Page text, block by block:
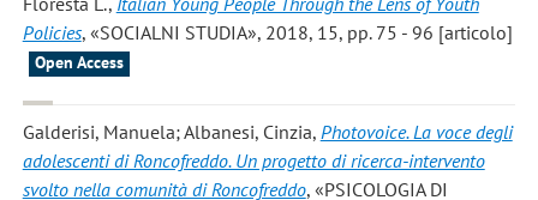
Policies, «SOCIALNI STUDIA», 2018, 15, pp. 75 - 96 [articolo]
Open Access
Galderisi, Manuela; Albanesi, Cinzia, Photovoice. La voce degli
adolescenti di Roncofreddo. Un progetto di ricerca-intervento
svolto nella comunità di Roncofreddo, «PSICOLOGIA DI